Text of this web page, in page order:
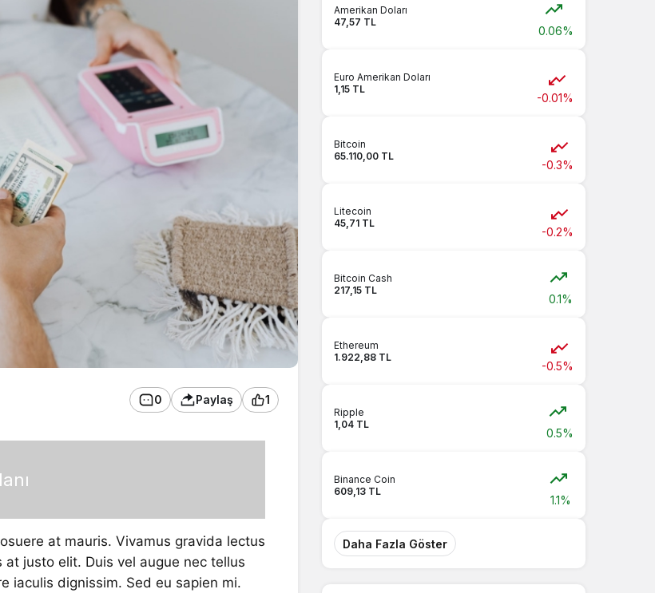
0 Paylaş 1
at mauris. Vivamus gravida lectus
justo elit. Duis vel augue nec tellus
iaculis dignissim. Sed eu sapien mi.
Amerikan Doları
47,57 TL
0.06%
Euro Amerikan Doları
1,15 TL
-0.01%
Bitcoin
65.110,00 TL
-0.3%
Litecoin
45,71 TL
-0.2%
Bitcoin Cash
217,15 TL
0.1%
Ethereum
1.922,88 TL
-0.5%
Ripple
1,04 TL
0.5%
Binance Coin
609,13 TL
1.1%
Daha Fazla Göster